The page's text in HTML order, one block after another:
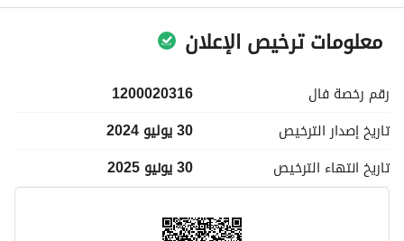
معلومات ترخيص الإعلان
رقم رخصة فال
1200020316
تاريخ إصدار الترخيص
30 يوليو 2024
تاريخ انتهاء الترخيص 30 يونيو 2025